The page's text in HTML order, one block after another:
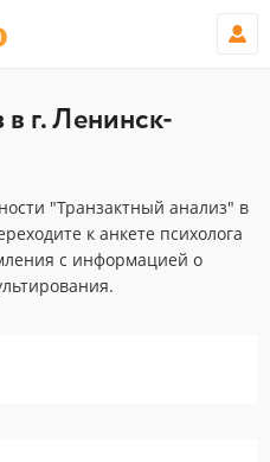
в г. Ленинск-
"Транзактный анализ" в
к анкете психолога
с информацией о